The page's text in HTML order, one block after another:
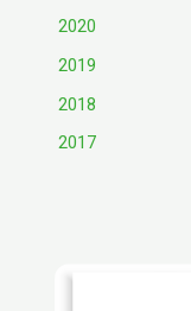
2020
2019
2018
2017